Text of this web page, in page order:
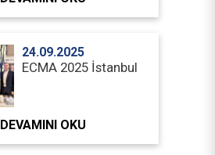
24.09.2025
ECMA 2025 İstanbul
DEVAMINI OKU